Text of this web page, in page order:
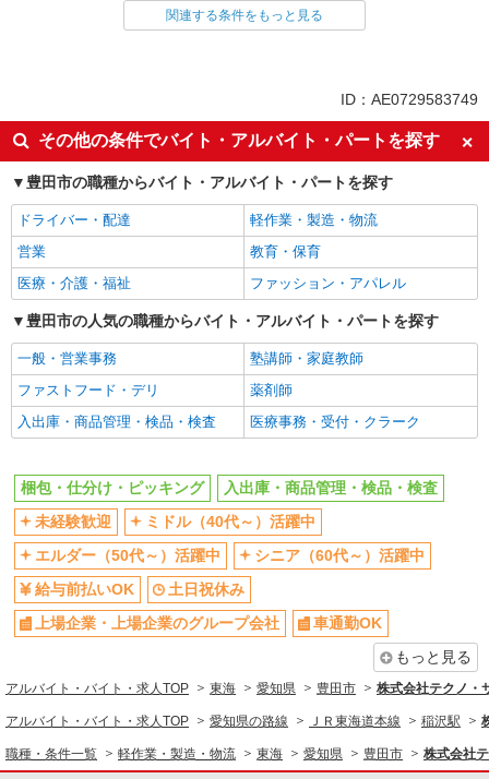
梱包・仕分け・ピッキング
入出庫・商品管理・検品・検査
土日祝休み
上場企業・上場企業のグループ会
社
車通勤OK
交通費支給
社会保険あり
関連する条件をもっと見る
ID：AE0729583749
その他の条件でバイト・アルバイト・パートを探す
豊田市の職種からバイト・アルバイト・パートを探す
ドライバー・配達
軽作業・製造・物流
営業
教育・保育
医療・介護・福祉
ファッション・アパレル
豊田市の人気の職種からバイト・アルバイト・パートを探す
一般・営業事務
塾講師・家庭教師
ファストフード・デリ
薬剤師
入出庫・商品管理・検品・検査
医療事務・受付・クラーク
梱包・仕分け・ピッキング
入出庫・商品管理・検品・検査
未経験歓迎
ミドル（40代～）活躍中
エルダー（50代～）活躍中
シニア（60代～）活躍中
給与前払いOK
土日祝休み
上場企業・上場企業のグループ会社
車通勤OK
もっと見る
アルバイト・バイト・求人TOP 東海 愛知県 豊田市 株式会社テクノ・
アルバイト・バイト・求人TOP 愛知県の路線 ＪＲ東海道本線 稲沢駅
職種・条件一覧 軽作業・製造・物流 東海 愛知県 豊田市 株式会社